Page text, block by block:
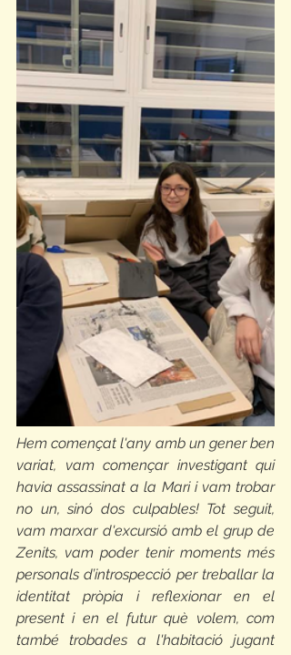
Hem començat l'any amb un gener ben
variat, vam començar investigant qui
havia assassinat a la Mari i vam trobar
no un, sinó dos culpables! Tot seguit,
vam marxar d'excursió amb el grup de
Zenits, vam poder tenir moments més
personals d’introspecció per treballar la
identitat pròpia i reflexionar en el
present i en el futur què volem, com
també trobades a l'habitació jugant